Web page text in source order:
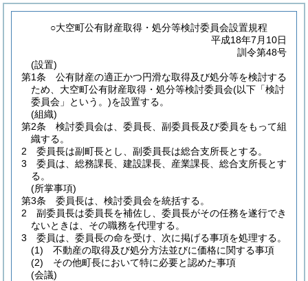
○大空町公有財産取得・処分等検討委員会設置規程
平成18年7月10日
訓令第48号
(設置)
第1条
公有財産の適正かつ円滑な取得及び処分等を検討する
ため、大空町公有財産取得・処分等検討委員会(以下「検討
委員会」という。)を設置する。
(組織)
第2条
検討委員会は、委員長、副委員長及び委員をもって組
織する。
2
委員長は副町長とし、副委員長は総合支所長とする。
3
委員は、総務課長、建設課長、産業課長、総合支所長とす
る。
(所掌事項)
第3条
委員長は、検討委員会を統括する。
2
副委員長は委員長を補佐し、委員長がその任務を遂行でき
ないときは、その職務を代理する。
3
委員は、委員長の命を受け、次に掲げる事項を処理する。
(1)
不動産の取得及び処分方法並びに価格に関する事項
(2)
その他町長において特に必要と認めた事項
(会議)